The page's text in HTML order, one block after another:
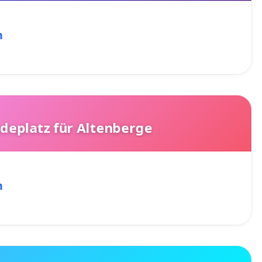
für Altenberge